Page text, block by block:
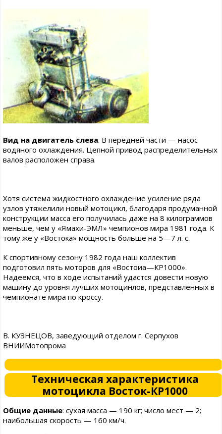
Вид на двигатель слева. В передней части — насос
водяного охлаждения. Цепной привод распределительных
валов расположен справа.
Хотя система жидкостного охлаждение усиление ряда
узлов утяжелили новый мотоцикл, благодаря продуманной
конструкции масса его получилась даже на 8 килограммов
меньше, чем у «Ямахи-ЭМЛ» чемпионов мира 1981 года. К
тому же у «Востока» мощность больше на 5—7 л. с.
К спортивному сезону 1982 года наш коллектив
подготовил пять моторов для «Востоиа—КР1000».
Надеемся, что в ходе испытаний удастся довести новую
машину до уровня лучших мотоцинлов, представленных в
чемпионате мира по кроссу.
В. КУЗНЕЦОВ, заведующий отделом г. Серпухов
ВНИИМотопрома
Техническая характеристика
мотоцикла Восток-КР1000
Общие данные: сухая масса — 190 кг; число мест — 2;
наибольшая скорость — 160 км/ч.